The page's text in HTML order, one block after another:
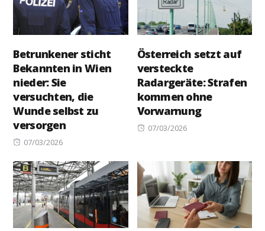
Betrunkener sticht
Bekannten in Wien
nieder: Sie
versuchten, die
Wunde selbst zu
versorgen
Posted
07/03/2026
Österreich setzt auf
versteckte
Radargeräte: Strafen
kommen ohne
Vorwarnung
Posted
07/03/2026